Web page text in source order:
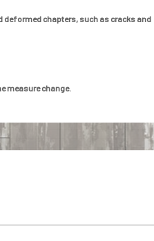
deformed chapters, such as cracks and
measure change.